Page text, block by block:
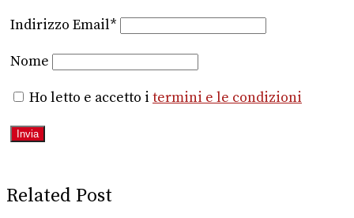
Indirizzo Email*
Nome
Ho letto e accetto i termini e le condizioni
Related Post